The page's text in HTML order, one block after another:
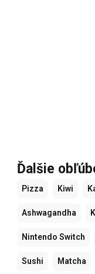
Ďalšie
Pizza Kiwi
Ashwagandha
Nintendo Switch
Sushi Matcha